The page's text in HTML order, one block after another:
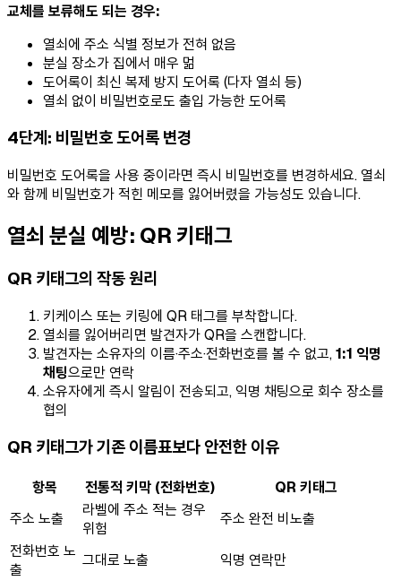
교체를 보류해도 되는 경우:
열쇠에 주소 식별 정보가 전혀 없음
분실 장소가 집에서 매우 멂
도어록이 최신 복제 방지 도어록 (다자 열쇠 등)
열쇠 없이 비밀번호로도 출입 가능한 도어록
4단계: 비밀번호 도어록 변경
비밀번호 도어록을 사용 중이라면 즉시 비밀번호를 변경하세요. 열쇠
와 함께 비밀번호가 적힌 메모를 잃어버렸을 가능성도 있습니다.
열쇠 분실 예방: QR 키태그
QR 키태그의 작동 원리
키케이스 또는 키링에 QR 태그를 부착합니다.
열쇠를 잃어버리면 발견자가 QR을 스캔합니다.
발견자는 소유자의 이름·주소·전화번호를 볼 수 없고,1:1 익명
채팅으로만 연락
소유자에게 즉시 알림이 전송되고, 익명 채팅으로 회수 장소를
협의
QR 키태그가 기존 이름표보다 안전한 이유
항목 전통적 키막 (전화번호)
QR 키태그
주소 노출
라벨에 주소 적는 경우
위험
주소 완전 비노출
전화번호 노
출
그대로 노출
익명 연락만